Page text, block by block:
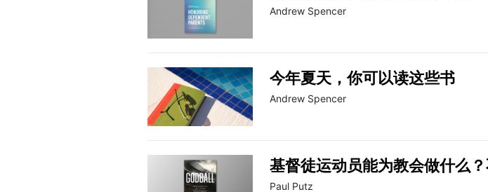
Andrew Spencer
今年夏天，你可以读这些书
Andrew Spencer
基督徒运动员能为教会做什么
Paul Putz